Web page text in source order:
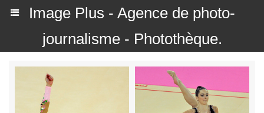
Image Plus - Agence de photo-
journalisme - Photothèque.